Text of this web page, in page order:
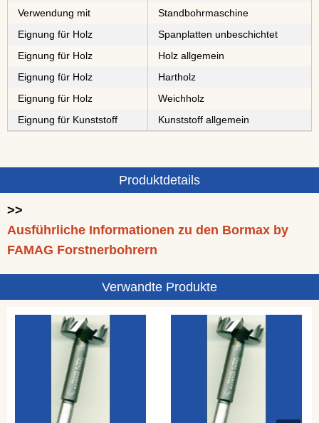
Verwendung mit
Standbohrmaschine
Eignung für Holz
⁠⁠⁠⁠⁠⁠⁠⁠Spanplatten unbeschichtet
Eignung für Holz
Holz allgemein
Eignung für Holz
⁠⁠⁠Hartholz
Eignung für Holz
⁠Weichholz
Eignung für Kunststoff
Kunststoff allgemein
Produktdetails
>>
Ausführliche Informationen zu den Bormax by
FAMAG Forstnerbohrern
Verwandte Produkte